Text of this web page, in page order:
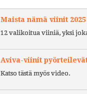
Maista nämä viinit 2025
12 valikoitua viiniä, yksi
Aviva-viinit
Katso tästä myös video.